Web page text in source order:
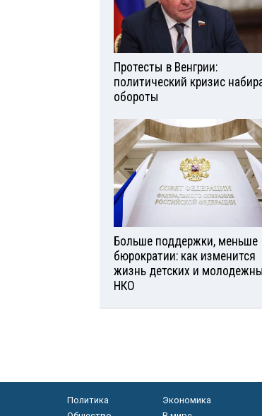
Протесты в Венгрии:
политический кризис
обороты
Больше поддержки, меньше
бюрократии: как изменится
жизнь детских и
НКО
Политика
Экономика